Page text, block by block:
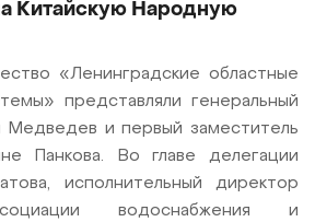
Китайскую Народную
«Ленинградские областные
представляли генеральный
Медведев и первый заместитель
Панкова. Во главе делегации
исполнительный директор
водоснабжения и